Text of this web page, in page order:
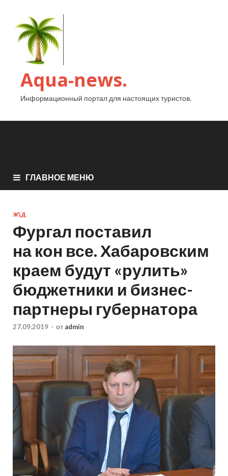
Aqua-news.
Информационный портал для настоящих туристов.
ГЛАВНОЕ МЕНЮ
Ж\Д
Фургал поставил
на кон все. Хабаровским
краем будут «рулить»
бюджетники и бизнес-
партнеры губернатора
27.09.2019 - от admin